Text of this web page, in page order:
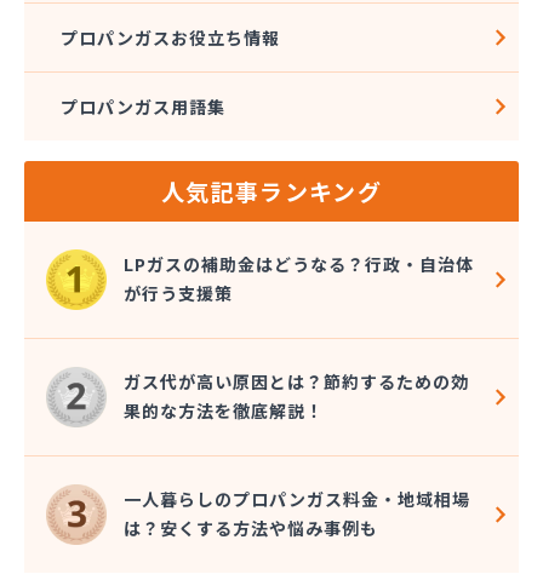
株式会社赤間商会
株式会社設備センター
株式会社仙塩ホームサービス
株式会社千代田仙台営業所
株式会社鶴見屋商店 仙台LPＧスタンド
株式会社鶴見屋商店 増田営業所
株式会社田沼酸素商会
株式会社那須平商店
株式会社二葉燃料
株式会社保坂
株式会社鈴喜
関山商店
丸片機水工業株式会社
岩沼ガス有限会社
岩沼プロパン(協)
岩沼市農業協同組合本所販売所
岩谷産業株式会社エネルギー 東北支社
プロパンガスお役立ち情報
プロパンガス用語集
人気記事ランキング
LPガスの補助金はどうなる？行政・自治体
が行う支援策
ガス代が高い原因とは？節約するための効
果的な方法を徹底解説！
一人暮らしのプロパンガス料金・地域相場
は？安くする方法や悩み事例も